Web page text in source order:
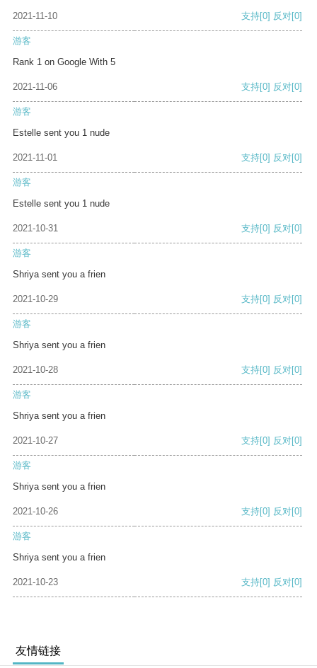
2021-11-10 支持[0] 反对[0]
游客
Rank 1 on Google With 5
2021-11-06 支持[0] 反对[0]
游客
Estelle sent you 1 nude
2021-11-01 支持[0] 反对[0]
游客
Estelle sent you 1 nude
2021-10-31 支持[0] 反对[0]
游客
Shriya sent you a frien
2021-10-29 支持[0] 反对[0]
游客
Shriya sent you a frien
2021-10-28 支持[0] 反对[0]
游客
Shriya sent you a frien
2021-10-27 支持[0] 反对[0]
游客
Shriya sent you a frien
2021-10-26 支持[0] 反对[0]
游客
Shriya sent you a frien
2021-10-23 支持[0] 反对[0]
友情链接